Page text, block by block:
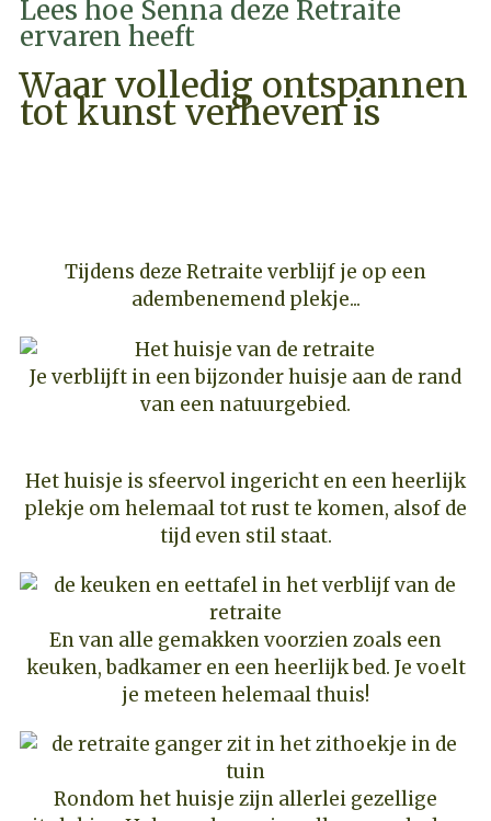
Lees hoe Senna deze Retraite
ervaren heeft
Waar volledig ontspannen
tot kunst verheven is
Tijdens deze Retraite verblijf je op een
adembenemend plekje...
Je verblijft in een bijzonder huisje aan de rand
van een natuurgebied.
Het huisje is sfeervol ingericht en een heerlijk
plekje om helemaal tot rust te komen, alsof de
tijd even stil staat.
En van alle gemakken voorzien zoals een
keuken, badkamer en een heerlijk bed. Je voelt
je meteen helemaal thuis!
Rondom het huisje zijn allerlei gezellige